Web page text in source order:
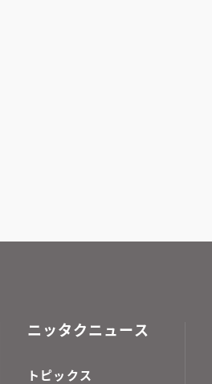
ニッタクニュース
トピックス